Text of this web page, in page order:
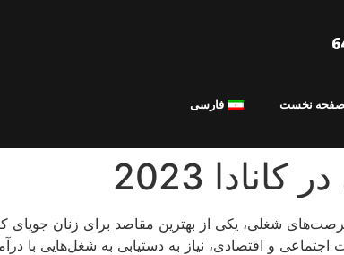
صفحه نخست فارسی
2023
فرصت‌های شغلی، یکی از بهترین مقاصد برای زنان
اجتماعی و اقتصادی، نیاز به دستیابی به شغل‌هایی